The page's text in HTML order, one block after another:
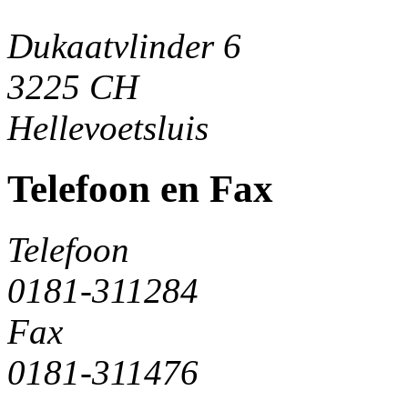
Dukaatvlinder 6
3225 CH
Hellevoetsluis
Telefoon en Fax
Telefoon
0181-311284
Fax
0181-311476